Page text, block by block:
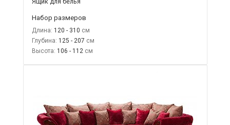
Набор размеров
Длина: 120 - 310
Глубина: 125 - 207
Высота: 106 - 112